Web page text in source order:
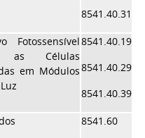
8541.40.31
Fotossensível
as Células
em Módulos
8541.40.19
8541.40.29
8541.40.39
8541.60